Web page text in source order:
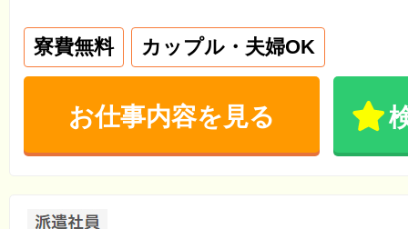
寮費無料 カップル・夫婦OK
お仕事内容を見る